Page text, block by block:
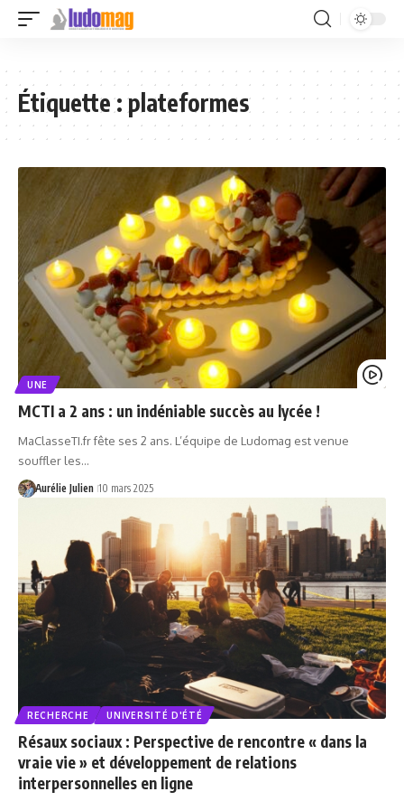
Étiquette :plateformes
UNE
MCTI a 2 ans : un indéniable succès au lycée !
MaClasseTI.fr fête ses 2 ans. L’équipe de Ludomag est venue
souffler les…
Aurélie Julien 10 mars 2025
RECHERCHE UNIVERSITÉ D'ÉTÉ
Résaux sociaux : Perspective de rencontre « dans la
vraie vie » et développement de relations
interpersonnelles en ligne